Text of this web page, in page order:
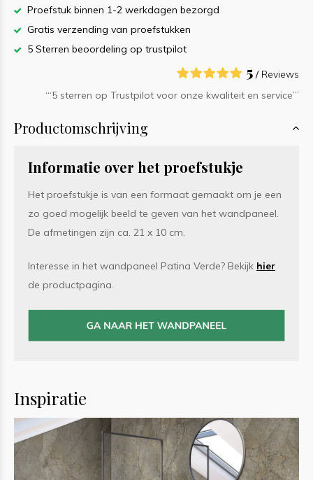
Proefstuk binnen 1-2 werkdagen bezorgd
Gratis verzending van proefstukken
5 Sterren beoordeling op trustpilot
5 / Reviews
‘“5 sterren op Trustpilot voor onze kwaliteit en service”’
Productomschrijving
Informatie over het proefstukje
Het proefstukje is van een formaat gemaakt om je een
zo goed mogelijk beeld te geven van het wandpaneel.
De afmetingen zijn ca. 21 x 10 cm.
Interesse in het wandpaneel Patina Verde? Bekijk hier
de productpagina.
Inspiratie